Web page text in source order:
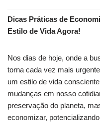
Dicas Práticas de
Estilo ‌de Vida ‍Agora!
Nos dias de hoje, onde a
torna⁣ cada vez ‌mais
um⁢ estilo de ‍vida
mudanças em nosso
preservação do planeta,
economizar,